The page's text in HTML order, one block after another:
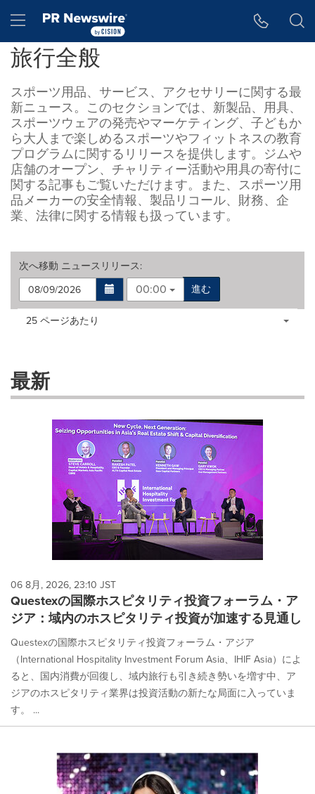
Hamburger menu
旅行全般
スポーツ用品、サービス、アクセサリーに関する最
新ニュース。このセクションでは、新製品、用具、
スポーツウェアの発売やマーケティング、子どもか
ら大人まで楽しめるスポーツやフィットネスの教育
プログラムに関するリリースを提供します。ジムや
店舗のオープン、チャリティー活動や用具の寄付に
関する記事もご覧いただけます。また、スポーツ用
品メーカーの安全情報、製品リコール、財務、企
業、法律に関する情報も扱っています。
次へ移動 ニュースリリース:
00:00
進む
Making
these
dropdown
will
each
option
is
selected.
Items per page:
25 ページあたり
最新
06 8月, 2026, 23:10 JST
Questexの国際ホスピタリティ投資フォーラム・ア
ジア：域内のホスピタリティ投資が加速する見通し
Questexの国際ホスピタリティ投資フォーラム・アジア
（International Hospitality Investment Forum Asia、IHIF Asia）によ
ると、国内消費が回復し、域内旅行も引き続き勢いを増す中、ア
ジアのホスピタリティ業界は投資活動の新たな局面に入っていま
す。 ...